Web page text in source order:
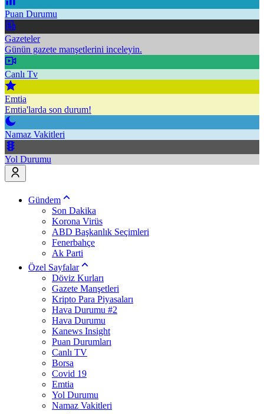
Puan Durumu
Gazeteler
Günün gazete manşetlerini inceleyin.
Canlı Tv
Emtia
Emtia'larda son durum!
Namaz Vakitleri
Yol Durumu
Gündem
Son Dakika
Korona Virüs
ABD Başkanlık Seçimleri
Fenerbahçe
Ak Parti
Özel Sayfalar
Döviz Kurları
Gazete Manşetleri
Kripto Para Piyasaları
Hava Durumu #2
Hava Durumu
Kanews Insight
Puan Durumları
Canlı TV
Borsa
Covid 19
Emtia
Yol Durumu
Namaz Vakitleri